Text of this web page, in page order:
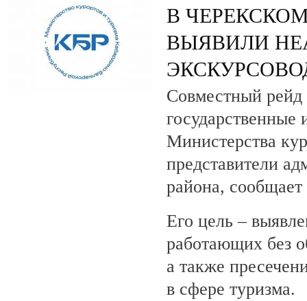
В
ВЫЯВИЛИ
Совместный рейд
государственные
Министерства
представители
района,
Его цель –
работающих без
а также
в сфере туризма.